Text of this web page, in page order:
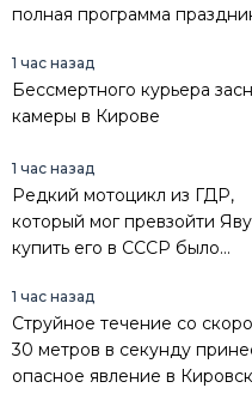
полная программа
1 час назад
Бессмертного курьера
камеры в Кирове
1 час назад
Редкий мотоцикл из ГДР,
который мог превзойти
купить его в СССР было
партию
1 час назад
Струйное течение со
30 метров в секунду
опасное явление в